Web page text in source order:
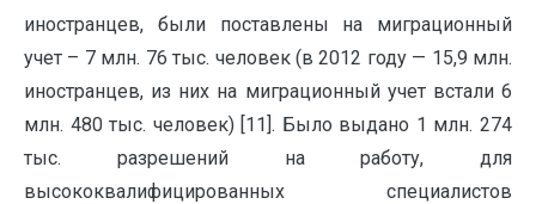
иностранцев, были поставлены на миграционный
учет – 7 млн. 76 тыс. человек (в 2012 году — 15,9 млн.
иностранцев, из них на миграционный учет встали 6
млн. 480 тыс. человек) [11]. Было выдано 1 млн. 274
тыс. разрешений на работу, для
высококвалифицированных специалистов